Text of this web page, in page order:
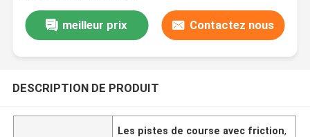
meilleur prix Contactez nous
DESCRIPTION DE PRODUIT
Les pistes de course avec friction,